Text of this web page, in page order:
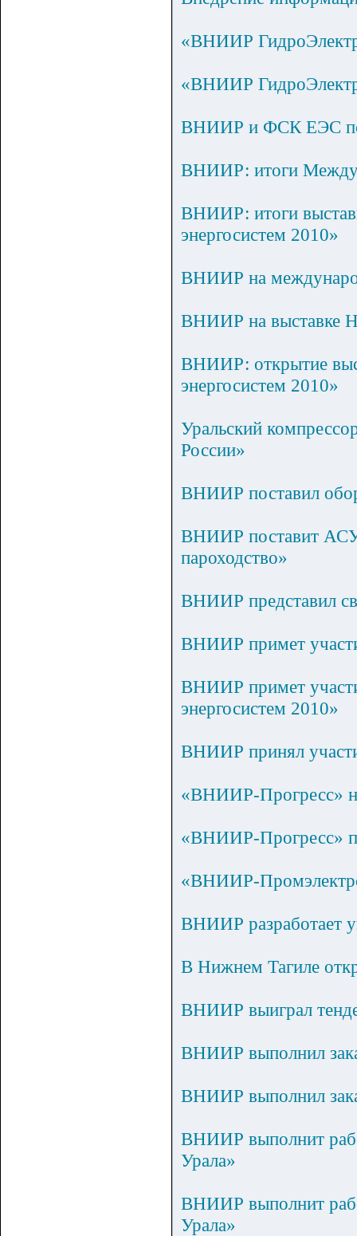
«ВНИИР
«ВНИИР
ВНИИР и ФСК ЕЭС
ВНИИР: итоги
ВНИИР: итоги
энергосистем 2010»
ВНИИР на
ВНИИР на выставке
ВНИИР: открытие
энергосистем 2010»
Уральский
России»
ВНИИР поставил
ВНИИР поставит АСУ
пароходство»
ВНИИР представил
ВНИИР примет
ВНИИР примет
энергосистем 2010»
ВНИИР принял
«ВНИИР-Прогресс»
«ВНИИР-Прогресс»
«ВНИИР-
ВНИИР разработает
В Нижнем Тагиле
ВНИИР выиграл
ВНИИР выполнил
ВНИИР выполнил
ВНИИР выполнит
Урала»
ВНИИР выполнит
Урала»